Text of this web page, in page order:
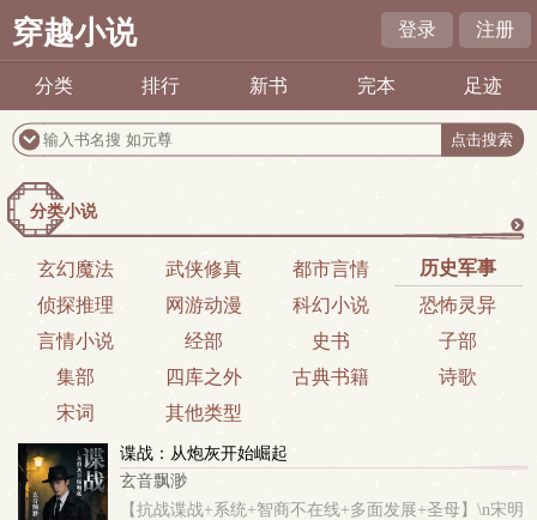
穿越小说 登录 注册
分类 排行 新书 完本 足迹
分类小说
玄幻魔法 武侠修真 都市言情
历史军事
侦探推理
网游动漫 科幻小说
恐怖灵异
言情小说
经部 史书
子部
集部
四库之外 古典书籍
诗歌
宋词
其他类型
谍战：从炮灰开始崛起
玄音飘渺
【抗战谍战+系统+智商不在线+多面发展+圣母】\n宋明